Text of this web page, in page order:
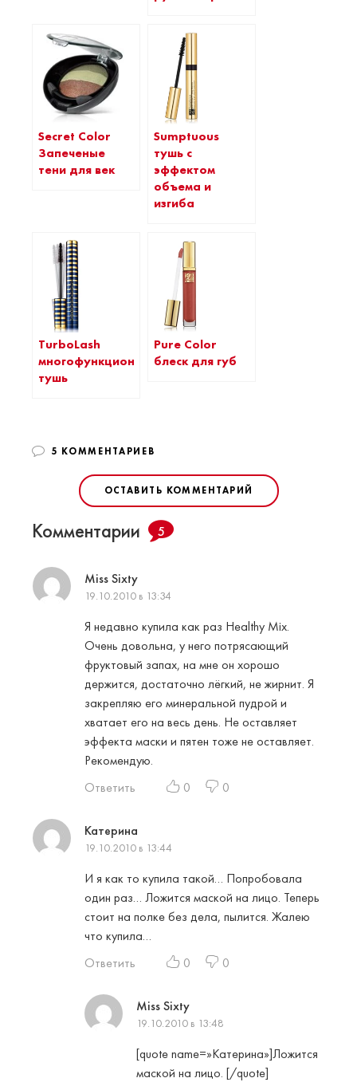
Secret Color
Запеченые
тени для век
Sumptuous
тушь с
эффектом
объема и
изгиба
TurboLash
многофункциональная
тушь
Pure Color
блеск для губ
5 КОММЕНТАРИЕВ
ОСТАВИТЬ КОММЕНТАРИЙ
Комментарии 5
Miss Sixty
19.10.2010 в 13:34
Я недавно купила как раз Healthy Mix.
Очень довольна, у него потрясающий
фруктовый запах, на мне он хорошо
держится, достаточно лёгкий, не жирнит. Я
закрепляю его минеральной пудрой и
хватает его на весь день. Не оставляет
эффекта маски и пятен тоже не оставляет.
Рекомендую.
Ответить
0 0
Катерина
19.10.2010 в 13:44
И я как то купила такой… Попробовала
один раз… Ложится маской на лицо. Теперь
стоит на полке без дела, пылится. Жалею
что купила…
Ответить
0 0
Miss Sixty
19.10.2010 в 13:48
[quote name=»Катерина»]Ложится
маской на лицо. [/quote]